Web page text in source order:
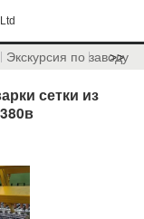
Экскурсия по заводу
>>
сетки из